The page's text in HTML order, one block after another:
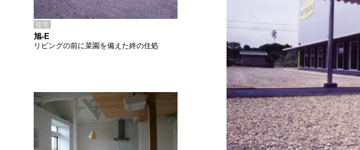
住宅
旭-E
リビングの前に菜園を備えた終の住処